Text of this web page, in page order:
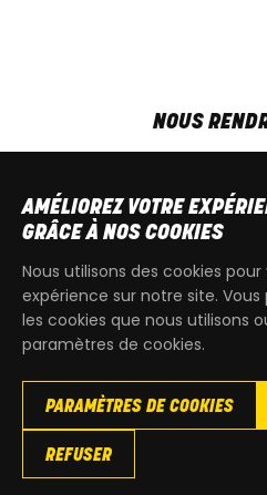
NOUS
SAM9h00
T+32 64
Copyright© 2026 KdQuad. Tous
Cookies
AMÉLIOREZ VOTRE
GRÂCE À NOS COOKIES
Nous utilisons des cookies
expérience sur notre site.
les cookies que nous utilisons
paramètres de cookies.
PARAMÈTRES DE COOKIES
REFUSER